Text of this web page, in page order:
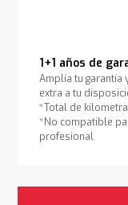
1+1 años de
Amplía tu garantía
extra a tu
*Total de
*No compatible
profesional